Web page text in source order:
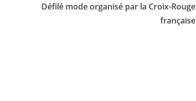
Défilé mode organisé par la Croix-Rouge
française